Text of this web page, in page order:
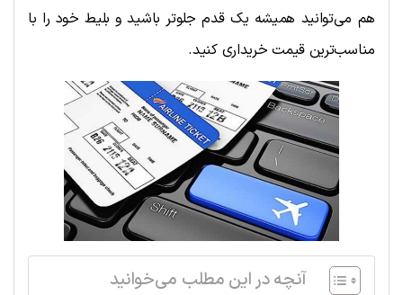
هم می‌توانید همیشه یک قدم جلوتر باشید و بلیط خود را با
مناسب‌ترین قیمت خریداری کنید.
آنچه در این مطلب می‌خوانید